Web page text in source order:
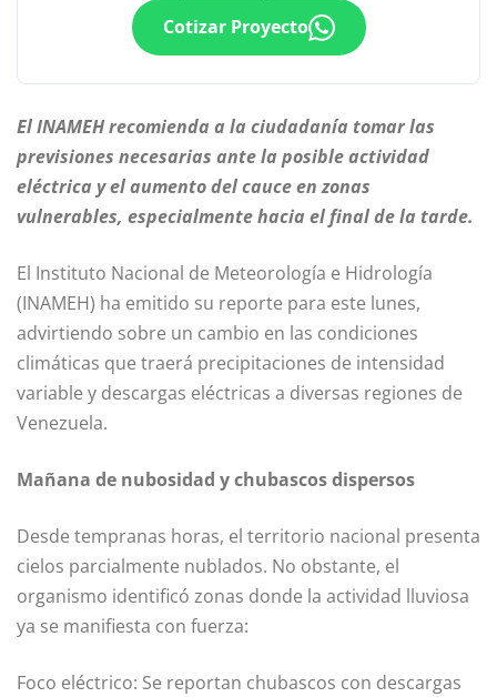
Cotizar Proyecto
El INAMEH recomienda a la ciudadanía tomar las
previsiones necesarias ante la posible actividad
eléctrica y el aumento del cauce en zonas
vulnerables, especialmente hacia el final de la tarde.
El Instituto Nacional de Meteorología e Hidrología
(INAMEH) ha emitido su reporte para este lunes,
advirtiendo sobre un cambio en las condiciones
climáticas que traerá precipitaciones de intensidad
variable y descargas eléctricas a diversas regiones de
Venezuela.
Mañana de nubosidad y chubascos dispersos
Desde tempranas horas, el territorio nacional presenta
cielos parcialmente nublados. No obstante, el
organismo identificó zonas donde la actividad lluviosa
ya se manifiesta con fuerza:
Foco eléctrico: Se reportan chubascos con descargas